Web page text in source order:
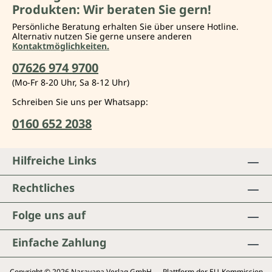
Produkten: Wir beraten Sie gern!
Persönliche Beratung erhalten Sie über unsere Hotline.
Alternativ nutzen Sie gerne unsere anderen
Kontaktmöglichkeiten.
07626 974 9700
(Mo-Fr 8-20 Uhr, Sa 8-12 Uhr)
Schreiben Sie uns per Whatsapp:
0160 652 2038
Folge uns auf
Einfache Zahlung
Hilfreiche Links
Rechtliches